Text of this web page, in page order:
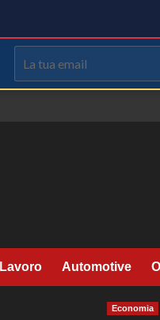
Lavoro Automotive
Economia